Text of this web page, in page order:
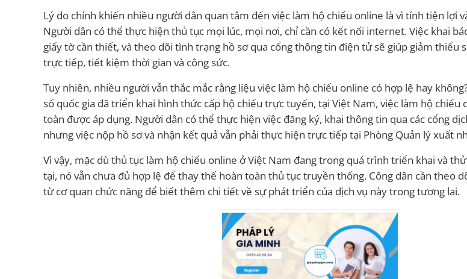
Lý do chính khiến nhiều người dân quan tâm đến việc làm hộ chiếu online là vì tính tiện lợi
Người dân có thể thực hiện thủ tục mọi lúc, mọi nơi, chỉ cần có kết nối internet. Việc khai
giấy tờ cần thiết, và theo dõi tình trạng hồ sơ qua cổng thông tin điện tử sẽ giúp giảm thiểu
trực tiếp, tiết kiệm thời gian và công sức.
Tuy nhiên, nhiều người vẫn thắc mắc rằng liệu việc làm hộ chiếu online có hợp lệ hay
số quốc gia đã triển khai hình thức cấp hộ chiếu trực tuyến, tại Việt Nam, việc làm hộ chiếu
toàn được áp dụng. Người dân có thể thực hiện việc đăng ký, khai thông tin qua các cổng
nhưng việc nộp hồ sơ và nhận kết quả vẫn phải thực hiện trực tiếp tại Phòng Quản lý xuất
Vì vậy, mặc dù thủ tục làm hộ chiếu online ở Việt Nam đang trong quá trình triển khai và
tại, nó vẫn chưa đủ hợp lệ để thay thế hoàn toàn thủ tục truyền thống. Công dân cần theo
từ cơ quan chức năng để biết thêm chi tiết về sự phát triển của dịch vụ này trong tương lai.